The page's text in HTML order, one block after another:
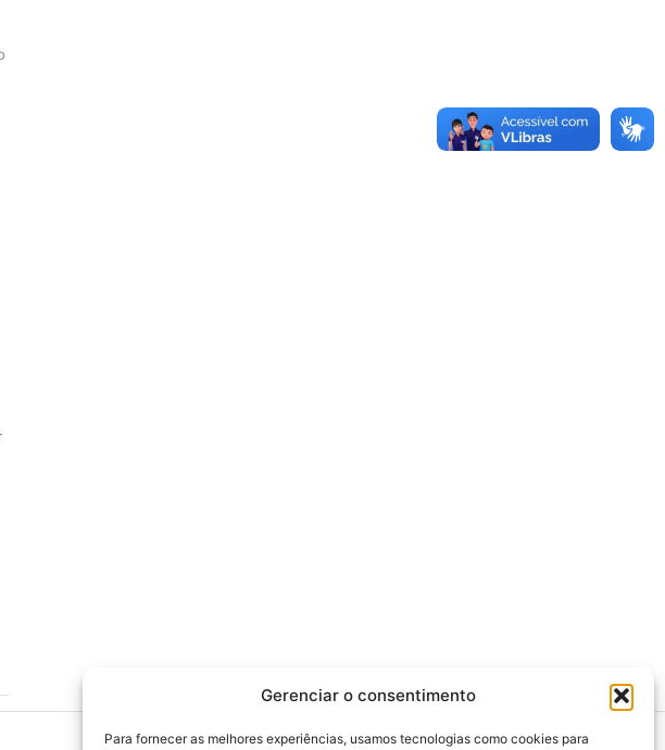
Gerenciar o consentimento
Para fornecer as melhores experiências, usamos tecnologias como cookies para